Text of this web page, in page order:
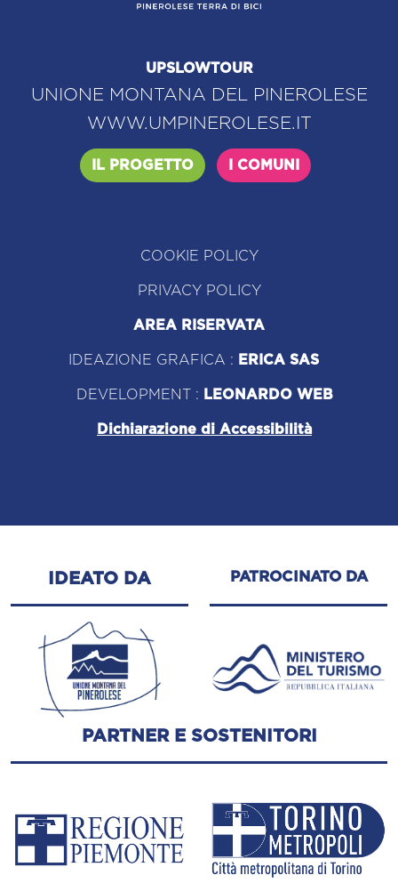
UPSLOWTOUR
UNIONE MONTANA DEL PINEROLESE
WWW.UMPINEROLESE.IT
IL PROGETTO I COMUNI
COOKIE POLICY
PRIVACY POLICY
AREA RISERVATA
IDEAZIONE GRAFICA : ERICA SAS
DEVELOPMENT : LEONARDO WEB
Dichiarazione di Accessibilità
IDEATO DA PATROCINATO DA
PARTNER E SOSTENITORI